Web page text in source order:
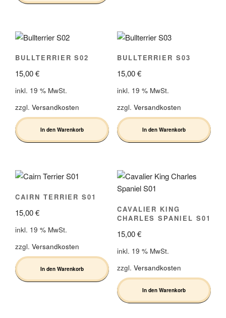
BULLTERRIER S02
15,00€
inkl. 19 % MwSt.
zzgl. Versandkosten
In den Warenkorb
BULLTERRIER S03
15,00€
inkl. 19 % MwSt.
zzgl. Versandkosten
In den Warenkorb
CAIRN TERRIER S01
15,00€
inkl. 19 % MwSt.
zzgl. Versandkosten
In den Warenkorb
CAVALIER KING
CHARLES SPANIEL S01
15,00€
inkl. 19 % MwSt.
zzgl. Versandkosten
In den Warenkorb